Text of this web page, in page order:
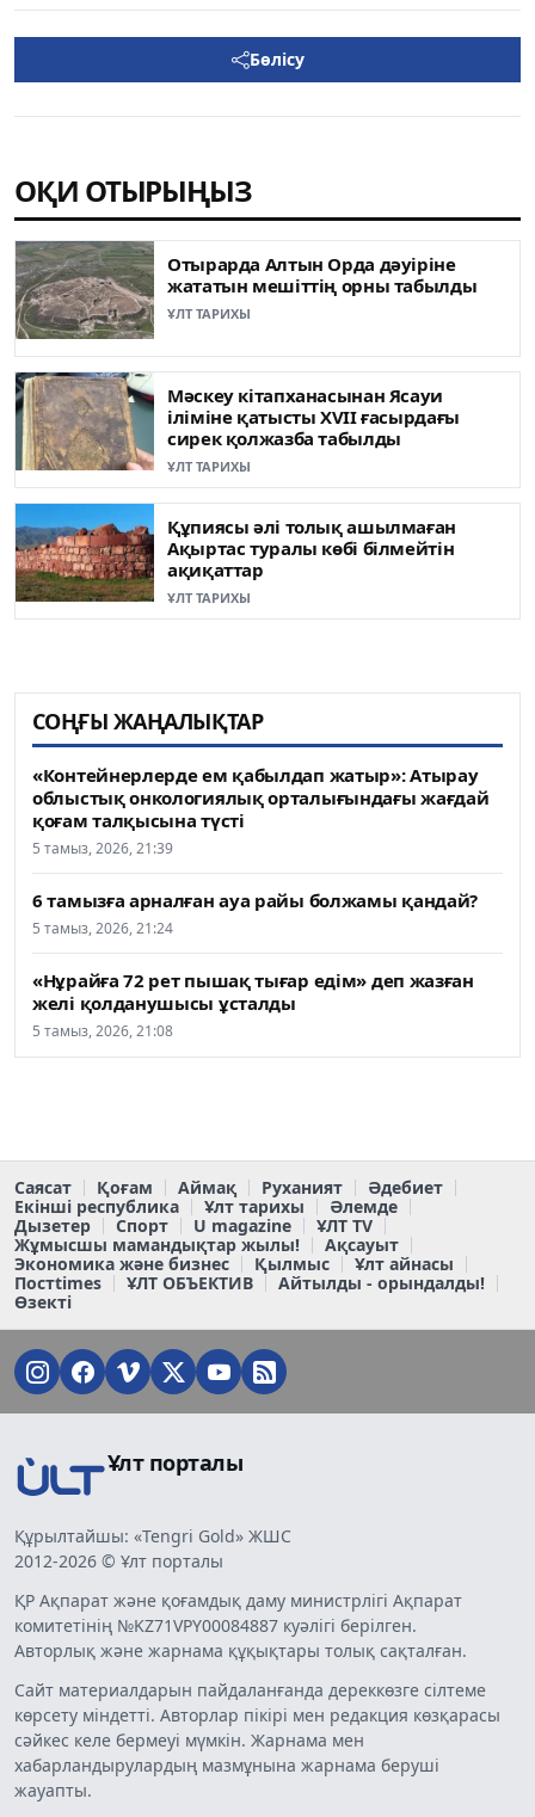
Бөлісу
ОҚИ ОТЫРЫҢЫЗ
Отырарда Алтын Орда дәуіріне
жататын мешіттің орны табылды
ҰЛТ ТАРИХЫ
Мәскеу кітапханасынан Ясауи
іліміне қатысты XVII ғасырдағы
сирек қолжазба табылды
ҰЛТ ТАРИХЫ
Құпиясы әлі толық ашылмаған
Ақыртас туралы көбі білмейтін
ақиқаттар
ҰЛТ ТАРИХЫ
СОҢҒЫ ЖАҢАЛЫҚТАР
«Контейнерлерде ем қабылдап жатыр»: Атырау
облыстық онкологиялық орталығындағы жағдай
қоғам талқысына түсті
5 тамыз, 2026, 21:39
6 тамызға арналған ауа райы болжамы қандай?
5 тамыз, 2026, 21:24
«Нұрайға 72 рет пышақ тығар едім» деп жазған
желі қолданушысы ұсталды
5 тамыз, 2026, 21:08
Саясат Қоғам Аймақ Руханият
Әдебиет
Екінші республика
Ұлт тарихы
Әлемде
Дызетер
Спорт U magazine
ҰЛТ TV
Жұмысшы мамандықтар жылы!
Ақсауыт
Экономика және бизнес
Қылмыс
Ұлт айнасы
Постtimes
ҰЛТ ОБЪЕКТИВ
Айтылды - орындалды!
Өзекті
Ұлт порталы
Құрылтайшы: «Tengri Gold» ЖШС
2012-2026 © Ұлт порталы
ҚР Ақпарат және қоғамдық даму министрлігі Ақпарат
комитетінің №KZ71VPY00084887 куәлігі берілген.
Авторлық және жарнама құқықтары толық сақталған.
Сайт материалдарын пайдаланғанда дереккөзге сілтеме
көрсету міндетті. Авторлар пікірі мен редакция көзқарасы
сәйкес келе бермеуі мүмкін. Жарнама мен
хабарландырулардың мазмұнына жарнама беруші
жауапты.